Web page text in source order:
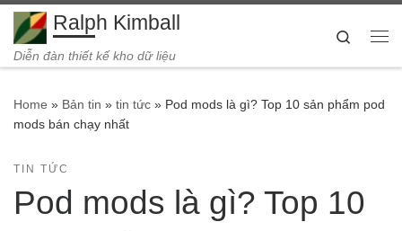
Skip to content
Ralph Kimball
Diễn đàn thiết kế kho dữ liệu
Search
Home » Bản tin » tin tức » Pod mods là gì? Top 10 sản phẩm pod
mods bán chạy nhất
TIN TỨC
Pod mods là gì? Top 10